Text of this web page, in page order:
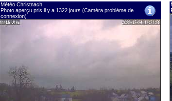
Météo Christnach
Photo aperçu pris il y a 1322 jours (Caméra problème de
connexion)